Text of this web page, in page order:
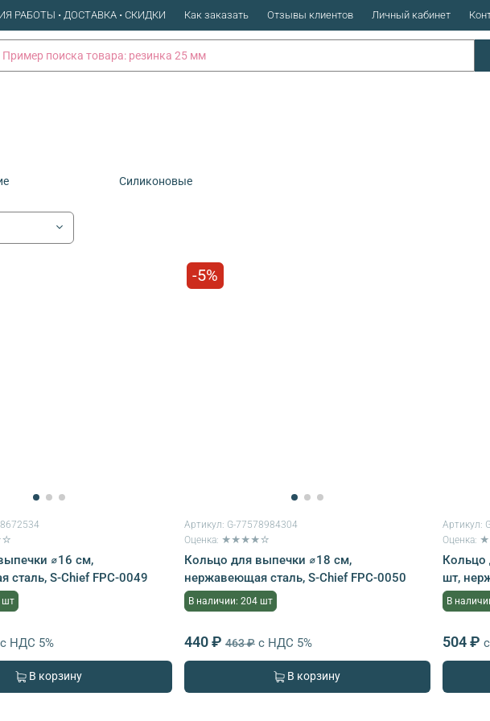
РАБОТЫ • ДОСТАВКА • СКИДКИ Как заказать Отзывы клиентов Личный кабинет
Силиконовые
⌀16 см,
сталь, S-Chief FPC-0049
шт
с НДС 5%
В корзину
-5%
Артикул: G-77578984304
Оценка: ★★★★☆
Кольцо для выпечки ⌀18 см,
нержавеющая сталь, S-Chief FPC-0050
В наличии: 204 шт
440 ₽ 463 ₽ с НДС 5%
В корзину
Артикул:
Кольцо
шт,
В
504 ₽